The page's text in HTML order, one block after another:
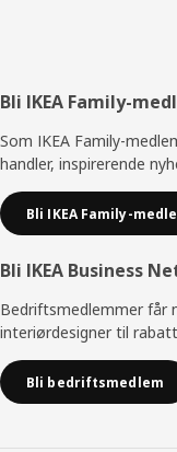
Bunntekst
Bli IKEA Family-
Som IKEA Family-
handler, inspirerende
Bli IKEA Family-
Bli IKEA Business
Bedriftsmedlemmer får
interiørdesigner til
Bli bedriftsmedlem